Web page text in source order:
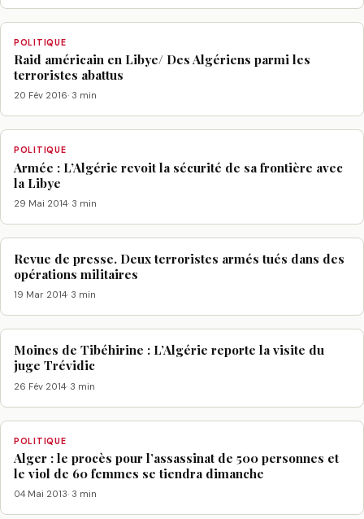
POLITIQUE
Raid américain en Libye/ Des Algériens parmi les
terroristes abattus
20 Fév 2016· 3 min
POLITIQUE
Armée : L’Algérie revoit la sécurité de sa frontière avec
la Libye
29 Mai 2014· 3 min
Revue de presse. Deux terroristes armés tués dans des
opérations militaires
19 Mar 2014· 3 min
Moines de Tibéhirine : L’Algérie reporte la visite du
juge Trévidic
26 Fév 2014· 3 min
POLITIQUE
Alger : le procès pour l’assassinat de 500 personnes et
le viol de 60 femmes se tiendra dimanche
04 Mai 2013· 3 min